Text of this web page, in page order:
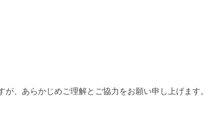
、あらかじめご理解とご協力をお願い申し上げます。